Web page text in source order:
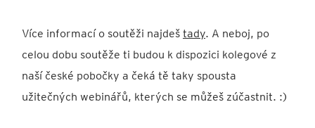
Více informací o soutěži najdeš tady. A neboj, po
celou dobu soutěže ti budou k dispozici kolegové z
naší české pobočky a čeká tě taky spousta
užitečných webinářů, kterých se můžeš zúčastnit. :)